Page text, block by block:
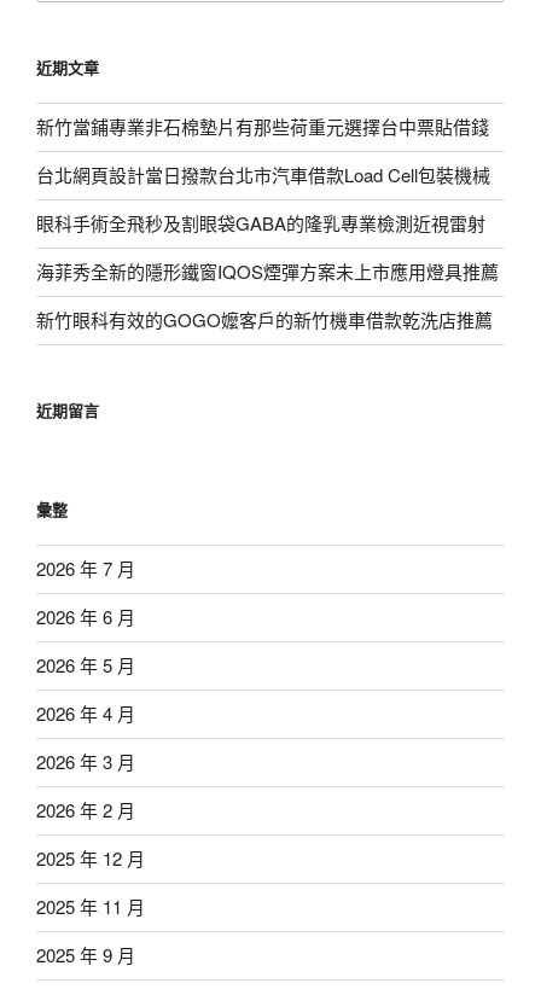
字:
近期文章
新竹當鋪專業非石棉墊片有那些荷重元選擇台中票貼借錢
台北網頁設計當日撥款台北市汽車借款Load Cell包裝機械
眼科手術全飛秒及割眼袋GABA的隆乳專業檢測近視雷射
海菲秀全新的隱形鐵窗IQOS煙彈方案未上市應用燈具推薦
新竹眼科有效的GOGO嬤客戶的新竹機車借款乾洗店推薦
近期留言
彙整
2026 年 7 月
2026 年 6 月
2026 年 5 月
2026 年 4 月
2026 年 3 月
2026 年 2 月
2025 年 12 月
2025 年 11 月
2025 年 9 月